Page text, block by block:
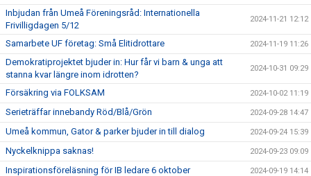
Inbjudan från Umeå Föreningsråd: Internationella
Frivilligdagen 5/12
2024-11-21 12:12
Samarbete UF företag: Små Elitidrottare 2024-11-19 11:26
Demokratiprojektet bjuder in: Hur får vi barn & unga att
stanna kvar längre inom idrotten?
2024-10-31 09:29
Försäkring via FOLKSAM 2024-10-02 11:19
Serieträffar innebandy Röd/Blå/Grön 2024-09-28 14:47
Umeå kommun, Gator & parker bjuder in till dialog 2024-09-24 15:39
Nyckelknippa saknas! 2024-09-23 09:09
Inspirationsföreläsning för IB ledare 6 oktober 2024-09-19 14:14